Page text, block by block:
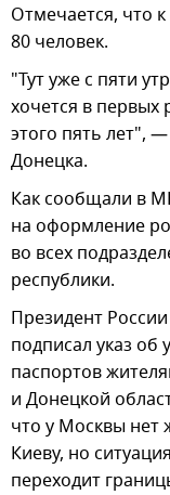
Отмечается, что
80 человек.
"Тут уже с пяти
хочется в первых
этого пять лет",
Донецка.
Как сообщали в
на оформление
во всех
республики.
Президент
подписал указ
паспортов
и Донецкой
что у Москвы нет
Киеву, но
переходит